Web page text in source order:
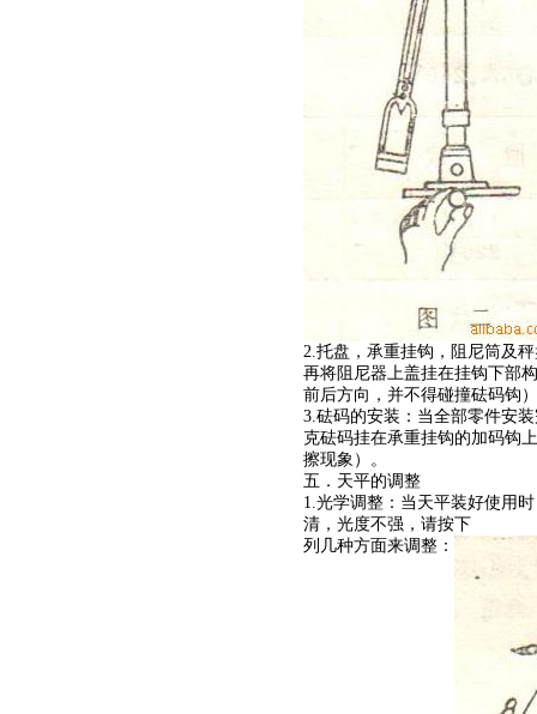
2.托盘，承重挂钩，阻尼筒及
再将阻尼器上盖挂在挂钩下部
前后方向，并不得碰撞砝码钩
3.砝码的安装：当全部零件安
克砝码挂在承重挂钩的加码钩
擦现象）。
五．天平的调整
1.光学调整：当天平装好使用
清，光度不强，请按下
列几种方面来调整：